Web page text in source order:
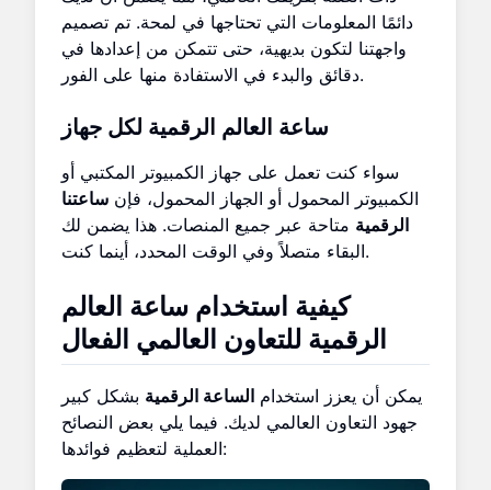
دائمًا المعلومات التي تحتاجها في لمحة. تم تصميم
واجهتنا لتكون بديهية، حتى تتمكن من إعدادها في
دقائق والبدء في الاستفادة منها على الفور.
ساعة العالم الرقمية لكل جهاز
سواء كنت تعمل على جهاز الكمبيوتر المكتبي أو
الكمبيوتر المحمول أو الجهاز المحمول، فإن ساعتنا
الرقمية متاحة عبر جميع المنصات. هذا يضمن لك
البقاء متصلاً وفي الوقت المحدد، أينما كنت.
كيفية استخدام ساعة العالم
الرقمية للتعاون العالمي الفعال
يمكن أن يعزز استخدام الساعة الرقمية بشكل كبير
جهود التعاون العالمي لديك. فيما يلي بعض النصائح
العملية لتعظيم فوائدها: